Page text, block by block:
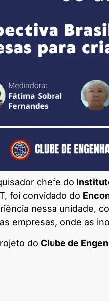
chefe do
T, foi convidado do
nessa unidade,
empresas, onde as
do Clube de